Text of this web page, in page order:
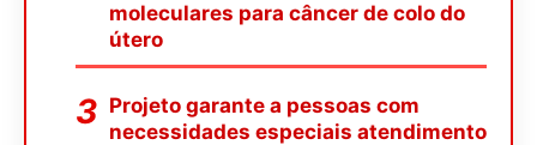
moleculares para câncer de colo do
útero
Projeto garante a pessoas com
necessidades especiais atendimento